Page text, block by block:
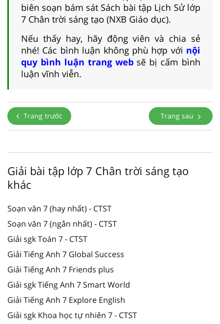
biên soạn bám sát Sách bài tập Lịch Sử lớp
7 Chân trời sáng tạo (NXB Giáo dục).
Nếu thấy hay, hãy động viên và chia sẻ
nhé! Các bình luận không phù hợp với nội
quy bình luận trang websẽ bị cấm bình
luận vĩnh viễn.
Trang trước Trang sau
Giải bài tập lớp 7 Chân trời sáng tạo
khác
Soạn văn 7 (hay nhất) - CTST
Soạn văn 7 (ngắn nhất) - CTST
Giải sgk Toán 7 - CTST
Giải Tiếng Anh 7 Global Success
Giải Tiếng Anh 7 Friends plus
Giải sgk Tiếng Anh 7 Smart World
Giải Tiếng Anh 7 Explore English
Giải sgk Khoa học tự nhiên 7 - CTST